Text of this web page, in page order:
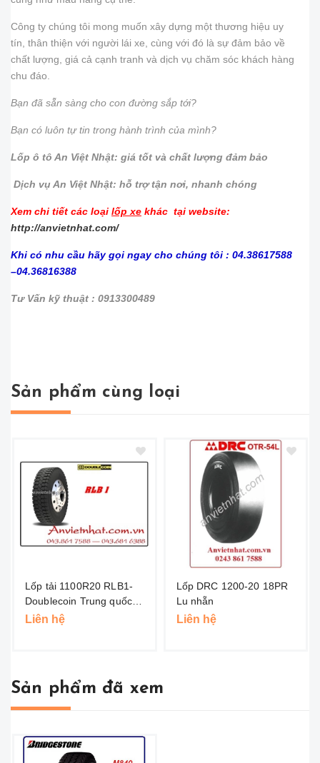
Công ty chúng tôi mong muốn xây dựng một thương hiệu uy
tín, thân thiện với người lái xe, cùng với đó là sự đảm bảo về
chất lượng, giá cả cạnh tranh và dịch vụ chăm sóc khách hàng
chu đáo.
Bạn đã sẵn sàng cho con đường sắp tới?
Bạn có luôn tự tin trong hành trình của mình?
Lốp ô tô An Việt Nhật: giá tốt và chất lượng đảm bảo
Dịch vụ An Việt Nhật: hỗ trợ tận nơi, nhanh chóng
Xem chi tiết các loại lốp xe khác tại website:
http://anvietnhat.com/
Khi có nhu cầu hãy gọi ngay cho chúng tôi : 04.38617588
–04.36816388
Tư Vấn kỹ thuật : 0913300489
Sản phẩm cùng loại
Lốp tải 1100R20 RLB1-
Doublecoin Trung quốc
(Hai Đồng Tiền )
Liên hệ
Lốp DRC 1200-20 18PR
Lu nhẵn
Liên hệ
Sản phẩm đã xem